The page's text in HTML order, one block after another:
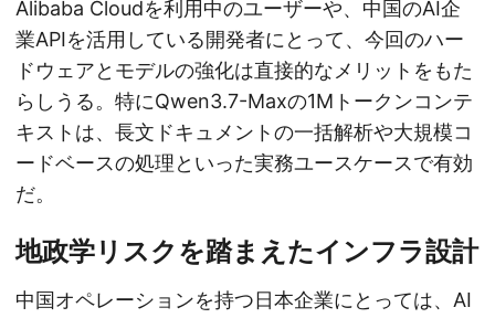
Alibaba Cloudを利用中のユーザーや、中国のAI企
業APIを活用している開発者にとって、今回のハー
ドウェアとモデルの強化は直接的なメリットをもた
らしうる。特にQwen3.7-Maxの1Mトークンコンテ
キストは、長文ドキュメントの一括解析や大規模コ
ードベースの処理といった実務ユースケースで有効
だ。
地政学リスクを踏まえたインフラ設計
中国オペレーションを持つ日本企業にとっては、AI